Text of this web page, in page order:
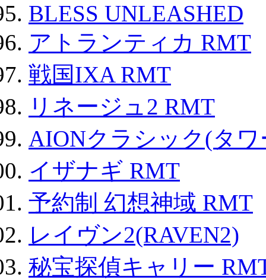
BLESS UNLEASHED
アトランティカ RMT
戦国IXA RMT
リネージュ2 RMT
AIONクラシック(タ
イザナギ RMT
予約制 幻想神域 RMT
レイヴン2(RAVEN2)
秘宝探偵キャリー